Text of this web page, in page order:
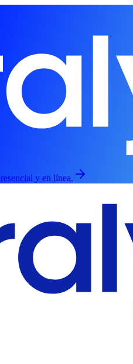
y en línea.